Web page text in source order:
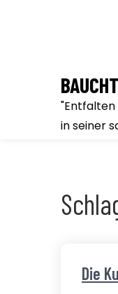
"Entfalten
in seiner
Die